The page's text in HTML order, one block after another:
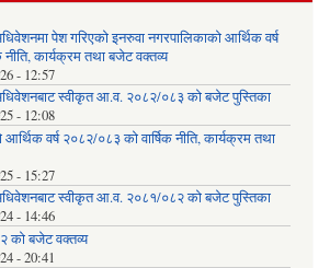
पेश गरिएको इनरुवा नगरपालिकाको आर्थिक वर्ष
नीति, कार्यक्रम तथा बजेट वक्तव्य
- 12:57
स्वीकृत आ.व. २०८२/०८३ को बजेट पुस्तिका
- 12:08
वर्ष २०८२/०८३ को वार्षिक नीति, कार्यक्रम तथा
- 15:27
स्वीकृत आ.व. २०८१/०८२ को बजेट पुस्तिका
- 14:46
को बजेट वक्तव्य
- 20:41